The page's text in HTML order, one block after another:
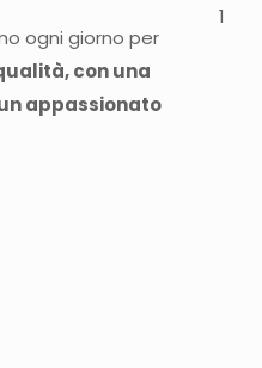
ogni giorno per
con una
appassionato
1